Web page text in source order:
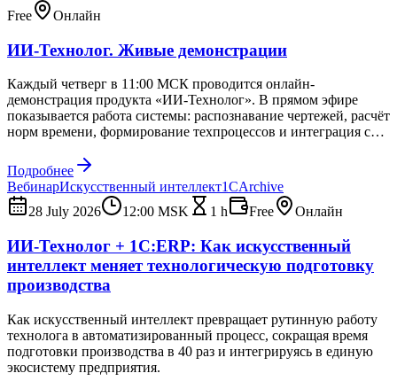
Free
Онлайн
ИИ-Технолог. Живые демонстрации
Каждый четверг в 11:00 МСК проводится онлайн-
демонстрация продукта «ИИ-Технолог». В прямом эфире
показывается работа системы: распознавание чертежей, расчёт
норм времени, формирование техпроцессов и интеграция с
запросам участников. Ссылки на подключение публикуются в
соцсетях компании.
Подробнее
ВебинарИскусственный интеллект1СArchive
28 July 2026
12:00 MSK 1 h Free Онлайн
ИИ-Технолог + 1С:ERP: Как искусственный
интеллект меняет технологическую подготовку
производства
Как искусственный интеллект превращает рутинную работу
технолога в автоматизированный процесс, сокращая время
подготовки производства в 40 раз и интегрируясь в единую
экосистему предприятия.